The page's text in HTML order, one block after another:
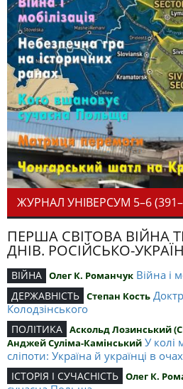
ЖУРНАЛ УНІВЕРСУМ 5–6
ПЕРША СВІТОВА ВІЙНА
ДНІВ. РОСІЙСЬКО-
ВІЙНА Олег К. Романчук Війна і
ДЕРЖАВНІСТЬ Степан Кость
Колодзінського
ПОЛІТИКА Аскольд Лозинський
Анджей Суліма-Камінський У колі
сліпоти: Україна й українці в
ІСТОРІЯ І СУЧАСНІСТЬ Олег К.